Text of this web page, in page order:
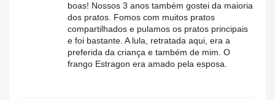
boas! Nossos 3 anos também gostei da maioria
dos pratos. Fomos com muitos pratos
compartilhados e pulamos os pratos principais
e foi bastante. A lula, retratada aqui, era a
preferida da criança e também de mim. O
frango Estragon era amado pela esposa.